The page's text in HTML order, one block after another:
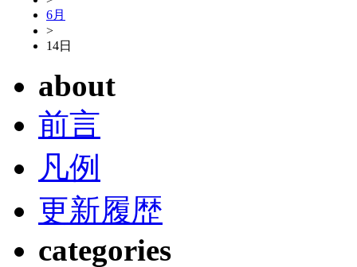
6月
>
14日
about
前言
凡例
更新履歴
categories